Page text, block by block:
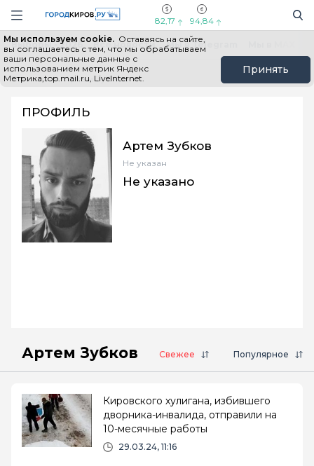
Навигация сайта
82,17 94,84
Мы используем cookie. Оставаясь на сайте,
вы соглашаетесь с тем, что мы обрабатываем
ваши персональные данные с
использованием метрик Яндекс
Метрика,top.mail.ru, LiveInternet.
Принять
Выборы - 2026 Все новости Мы в Telegram
Главная Артем Зубков
ПРОФИЛЬ
Артем Зубков
Не указан
Не указано
Артем Зубков Свежее Популярное
Кировского хулигана, избившего
дворника-инвалида, отправили на
10-месячные работы
29.03.24, 11:16